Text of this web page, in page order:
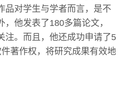
品对学生与学者而言，是不
他发表了180多篇论文，
注。而且，他还成功申请了5
著作权，将研究成果有效地